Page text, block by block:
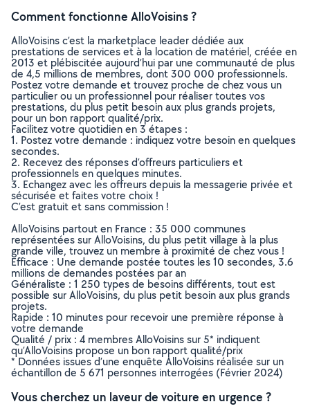
Comment fonctionne AlloVoisins ?
AlloVoisins c’est la marketplace leader dédiée aux
prestations de services et à la location de matériel, créée en
2013 et plébiscitée aujourd’hui par une communauté de plus
de 4,5 millions de membres, dont 300 000 professionnels.
Postez votre demande et trouvez proche de chez vous un
particulier ou un professionnel pour réaliser toutes vos
prestations, du plus petit besoin aux plus grands projets,
pour un bon rapport qualité/prix.
Facilitez votre quotidien en 3 étapes :
1. Postez votre demande : indiquez votre besoin en quelques
secondes.
2. Recevez des réponses d’offreurs particuliers et
professionnels en quelques minutes.
3. Echangez avec les offreurs depuis la messagerie privée et
sécurisée et faites votre choix !
C’est gratuit et sans commission !
AlloVoisins partout en France : 35 000 communes
représentées sur AlloVoisins, du plus petit village à la plus
grande ville, trouvez un membre à proximité de chez vous !
Efficace : Une demande postée toutes les 10 secondes, 3.6
millions de demandes postées par an
Généraliste : 1 250 types de besoins différents, tout est
possible sur AlloVoisins, du plus petit besoin aux plus grands
projets.
Rapide : 10 minutes pour recevoir une première réponse à
votre demande
Qualité / prix : 4 membres AlloVoisins sur 5* indiquent
qu’AlloVoisins propose un bon rapport qualité/prix
* Données issues d’une enquête AlloVoisins réalisée sur un
échantillon de 5 671 personnes interrogées (Février 2024)
Vous cherchez un laveur de voiture en urgence ?